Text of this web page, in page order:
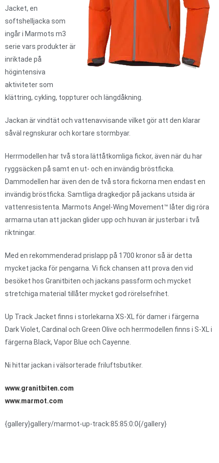
Jacket, en
softshelljacka som
ingår i Marmots m3
serie vars produkter är
inriktade på
högintensiva
aktiviteter som
klättring, cykling, toppturer och längdåkning.
Jackan är vindtät och vattenavvisande vilket gör att den klarar
såväl regnskurar och kortare stormbyar.
Herrmodellen har två stora lättåtkomliga fickor, även när du har
ryggsäcken på samt en ut- och en invändig bröstficka.
Dammodellen har även den de två stora fickorna men endast en
invändig bröstficka. Samtliga dragkedjor på jackans utsida är
vattenresistenta. Marmots Angel-Wing Movement™ låter dig röra
armarna utan att jackan glider upp och huvan är justerbar i två
riktningar.
Med en rekommenderad prislapp på 1700 kronor så är detta
mycket jacka för pengarna. Vi fick chansen att prova den vid
besöket hos Granitbiten och jackans passform och mycket
stretchiga material tillåter mycket god rörelsefrihet.
Up Track Jacket finns i storlekarna XS-XL för damer i färgerna
Dark Violet, Cardinal och Green Olive och herrmodellen finns i S-XL i
färgerna Black, Vapor Blue och Cayenne.
Ni hittar jackan i välsorterade friluftsbutiker.
www.granitbiten.com
www.marmot.com
{gallery}gallery/marmot-up-track:85:85:0:0{/gallery}